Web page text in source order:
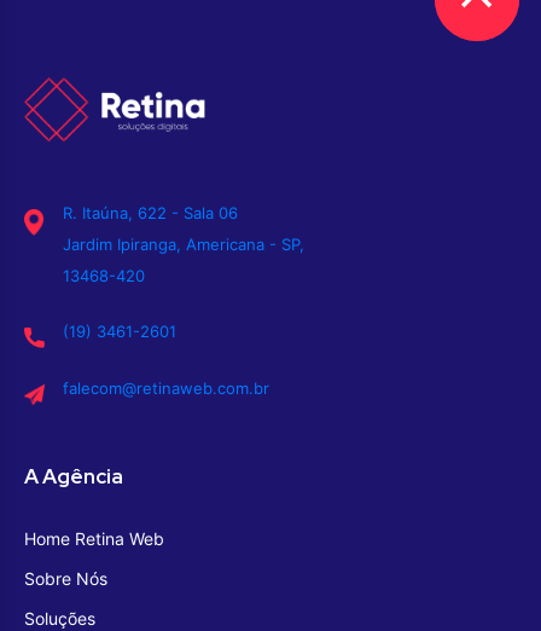
R. Itaúna, 622 - Sala 06
Jardim Ipiranga, Americana - SP,
13468-420
(19) 3461-2601
falecom@retinaweb.com.br
A Agência
Home Retina Web
Sobre Nós
Soluções